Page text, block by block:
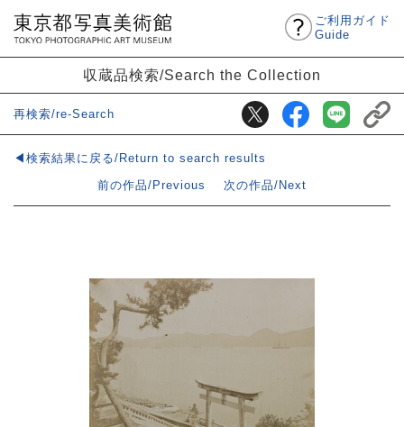
ご利用ガイド
Guide
収蔵品検索/Search the Collection
再検索/re-Search
◀検索結果に戻る/Return to search results
前の作品/Previous
次の作品/Next